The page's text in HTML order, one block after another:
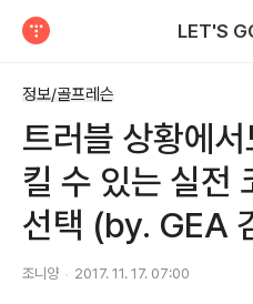
LET'S
정보/골프레슨
트러블 상황에서
킬 수 있는 실전
선택 (by. GEA
조니양 2017. 11. 17. 07:00